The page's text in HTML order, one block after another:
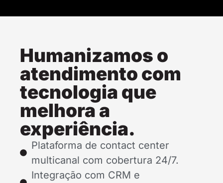
Humanizamos o
atendimento com
tecnologia que
melhora a
experiência.
Plataforma de contact center
multicanal com cobertura 24/7.
Integração com CRM e